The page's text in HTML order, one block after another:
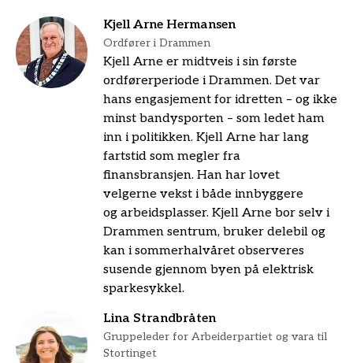
Kjell Arne Hermansen
Ordfører i Drammen
Kjell Arne er midtveis i sin første
ordførerperiode i Drammen. Det var
hans engasjement for idretten – og ikke
minst bandysporten – som ledet ham
inn i politikken. Kjell Arne har lang
fartstid som megler fra
finansbransjen. Han har lovet
velgerne vekst i både innbyggere
og arbeidsplasser. Kjell Arne bor selv i
Drammen sentrum, bruker delebil og
kan i sommerhalvåret observeres
susende gjennom byen på elektrisk
sparkesykkel.
Lina Strandbråten
Gruppeleder for Arbeiderpartiet og vara til
Stortinget